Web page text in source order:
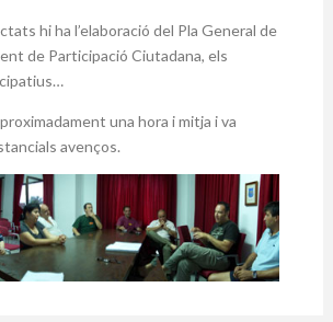
hi ha l’elaboració del Pla General de
de Participació Ciutadana, els
una hora i mitja i va
avenços.